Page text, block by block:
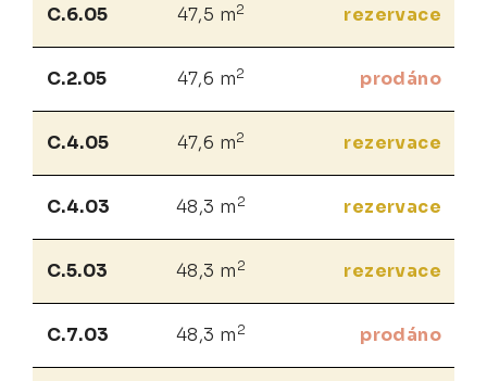
C.6.05 47,5 m2 rezervace
C.2.05 47,6 m2 prodáno
C.4.05 47,6 m2 rezervace
C.4.03 48,3 m 2 rezervace
C.5.03 48,3 m 2 rezervace
C.7.03 48,3 m 2 prodáno